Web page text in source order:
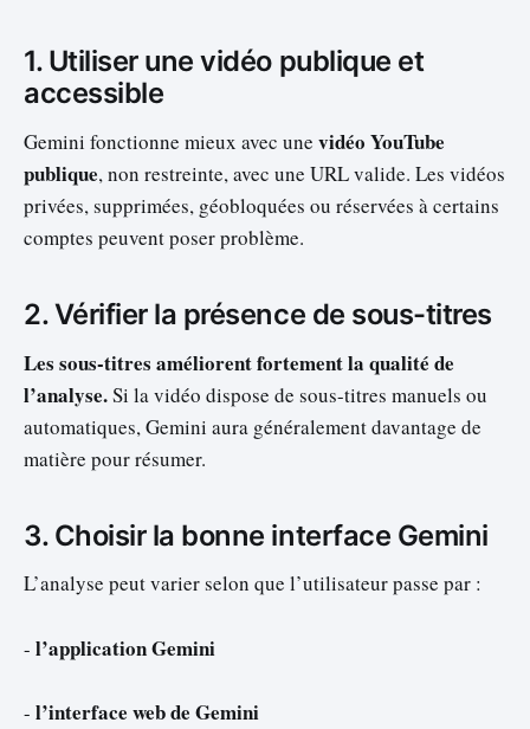
1. Utiliser une vidéo publique et
accessible
Gemini fonctionne mieux avec une vidéo YouTube
publique, non restreinte, avec une URL valide. Les vidéos
privées, supprimées, géobloquées ou réservées à certains
comptes peuvent poser problème.
2. Vérifier la présence de sous-titres
Les sous-titres améliorent fortement la qualité de
l’analyse.Si la vidéo dispose de sous-titres manuels ou
automatiques, Gemini aura généralement davantage de
matière pour résumer.
3. Choisir la bonne interface Gemini
L’analyse peut varier selon que l’utilisateur passe par :
- l’application Gemini
- l’interface web de Gemini